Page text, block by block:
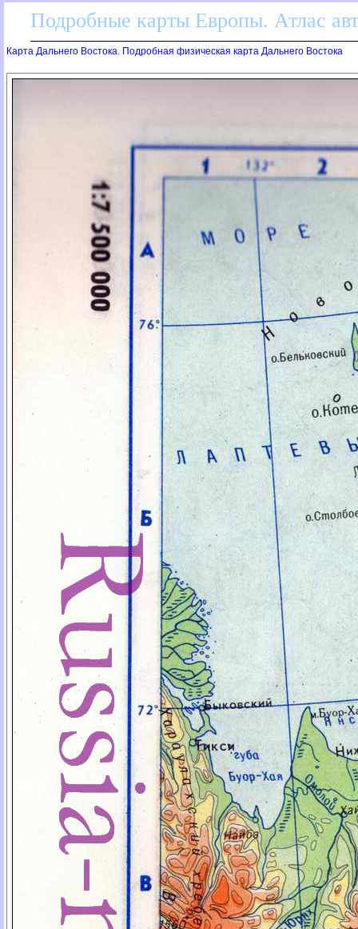
Подробные карты Европы. Атлас
Карта Дальнего Востока. Подробная физическая карта Дальнего Востока